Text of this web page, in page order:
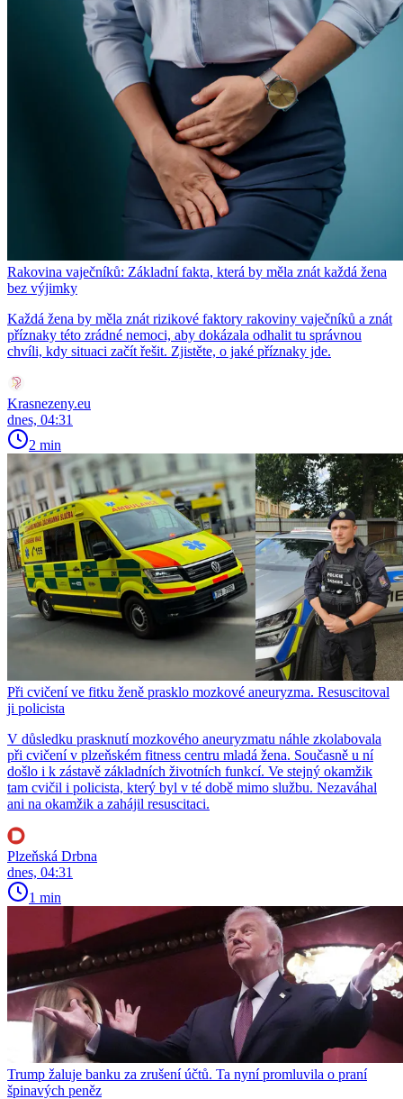
Rakovina vaječníků: Základní fakta, která by měla znát každá žena
bez výjimky
Každá žena by měla znát rizikové faktory rakoviny vaječníků a znát
příznaky této zrádné nemoci, aby dokázala odhalit tu správnou
chvíli, kdy situaci začít řešit. Zjistěte, o jaké příznaky jde.
Krasnezeny.eu
dnes, 04:31
2 min
Při cvičení ve fitku ženě prasklo mozkové aneuryzma. Resuscitoval
ji policista
V důsledku prasknutí mozkového aneuryzmatu náhle zkolabovala
při cvičení v plzeňském fitness centru mladá žena. Současně u ní
došlo i k zástavě základních životních funkcí. Ve stejný okamžik
tam cvičil i policista, který byl v té době mimo službu. Nezaváhal
ani na okamžik a zahájil resuscitaci.
Plzeňská Drbna
dnes, 04:31
1 min
Trump žaluje banku za zrušení účtů. Ta nyní promluvila o praní
špinavých peněz